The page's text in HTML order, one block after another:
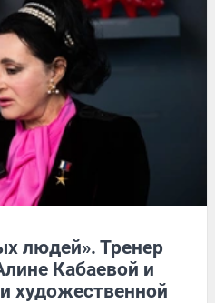
людей». Тренер
Кабаевой и
художественной